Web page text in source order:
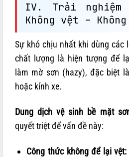
IV. Trải nghiệm
Không vệt – Không
Sự khó chịu nhất khi dùng các
chất lượng là hiện tượng để
làm mờ sơn (hazy), đặc biệt
hoặc kính xe.
Dung dịch vệ sinh bề mặt
quyết triệt để vấn đề này:
Công thức không để lại vệt: